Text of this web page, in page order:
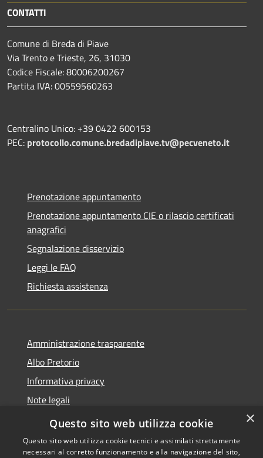
CONTATTI
Comune di Breda di Piave
Via Trento e Trieste, 26, 31030
Codice Fiscale: 80006200267
Partita IVA: 00559560263
Centralino Unico: +39 0422 600153
PEC: protocollo.comune.bredadipiave.tv@pecveneto.it
Prenotazione appuntamento
Prenotazione appuntamento CIE o rilascio certificati
anagrafici
Segnalazione disservizio
Leggi le FAQ
Richiesta assistenza
Amministrazione trasparente
Albo Pretorio
Informativa privacy
Note legali
Dichiarazione di accessibilità
×
Questo sito web utilizza cookie
Questo sito web utilizza cookie tecnici e assimilati strettamente
necessari al corretto funzionamento e alla navigazione del sito,